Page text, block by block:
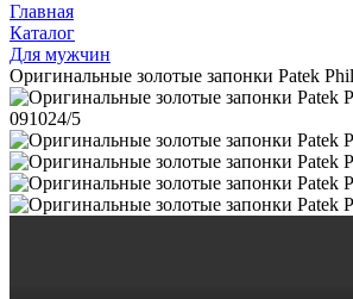
Главная
Каталог
Для мужчин
Оригинальные золотые запонки Patek